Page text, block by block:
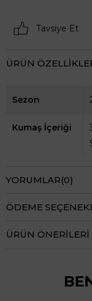
Tavsiye Et
ÜRÜN
Sezon
Kumaş İçeriği
YORUMLAR(0)
ÖDEME
ÜRÜN ÖNERILERI